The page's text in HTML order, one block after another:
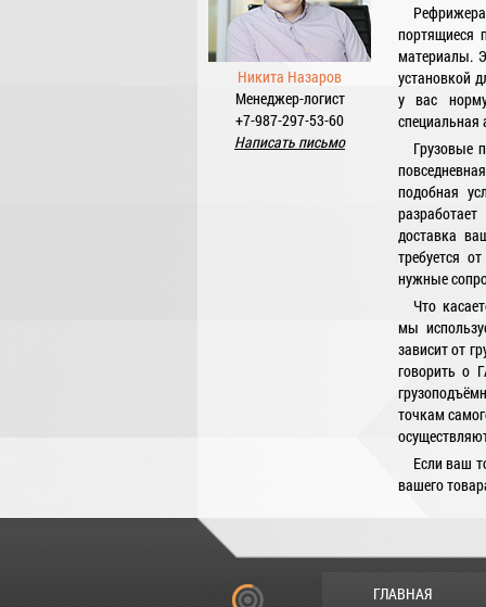
Никита Назаров
Менеджер-логист
+7-987-297-53-60
Написать письмо
портящиеся
материалы.
установкой
у вас
специальная
Грузовые
подобная
доставка
требуется
нужные
Что
мы
зависит от
говорить о
точкам
Если ваш
вашего
ГЛАВНАЯ